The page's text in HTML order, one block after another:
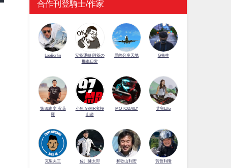
合作刊登騎士/作家
LeeBerlin
安筌運轉 阿筌の
機車日常
展的分享天地 G先生
第四維度-火花
羅
小魚-97MR究極
山道
MOTODAILY 艾兒Elle
克里夫三 佐川健太郎 和歌山利宏 賀曾利隆